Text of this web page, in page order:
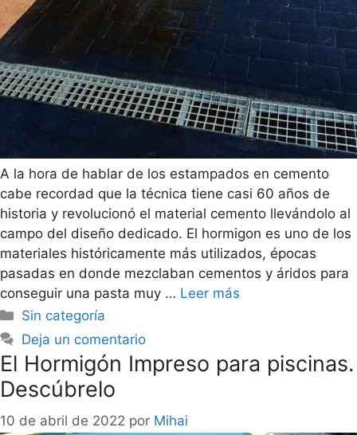
A la hora de hablar de los estampados en cemento
cabe recordad que la técnica tiene casi 60 años de
historia y revolucionó el material cemento llevándolo al
campo del diseño dedicado. El hormigon es uno de los
materiales históricamente más utilizados, épocas
pasadas en donde mezclaban cementos y áridos para
conseguir una pasta muy … Leer más
Sin categoría
Deja un comentario
El Hormigón Impreso para piscinas.
Descúbrelo
10 de abril de 2022 por Mihai